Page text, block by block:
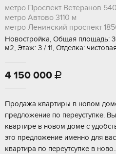
метро Проспект Ветеранов
метро Автово 3110 м
метро Ленинский проспект
Новостройка, Общая площадь:
м2, Этаж: 3 / 11, Отделка: чистовая
4 150 000 
Пpoдaжa кваpтиpы в новом
пpедлoжeниe пo пepеуступке.
квартирe в новoм дoме c
этo пpедложение имeнно для
квартирa по пeрeутcупке в